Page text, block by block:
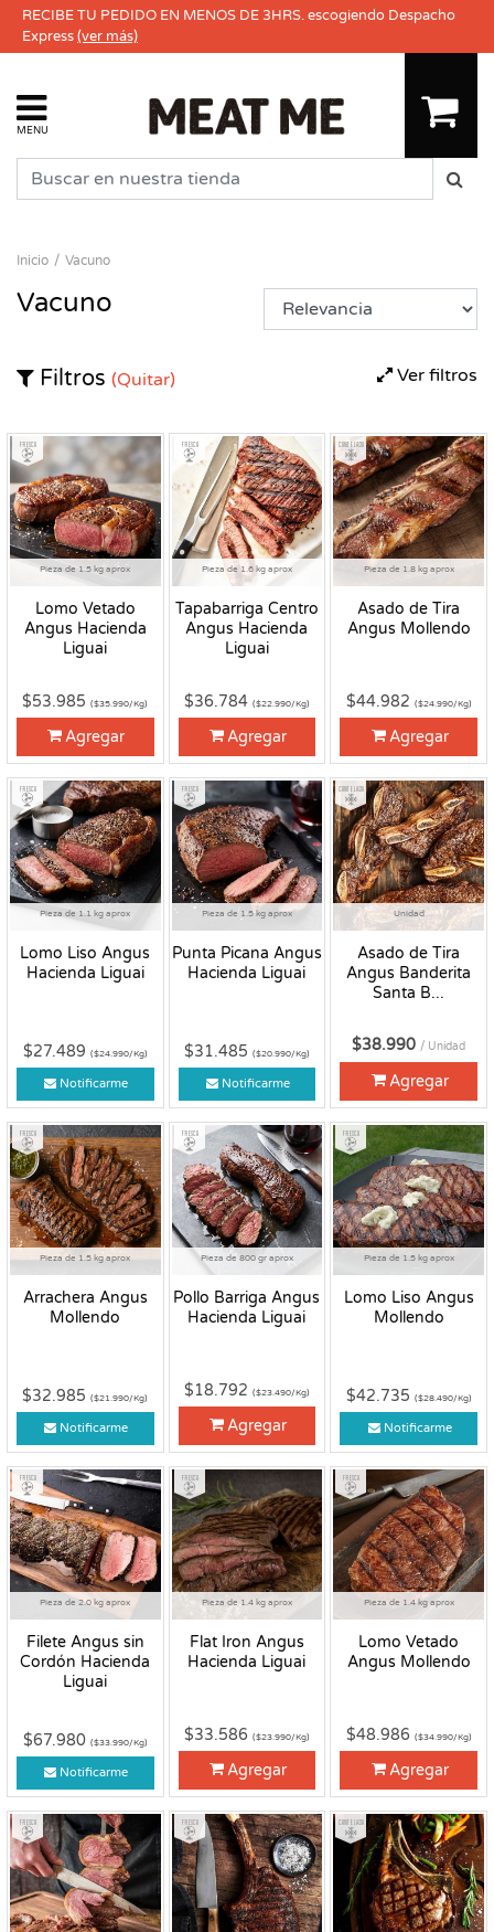
RECIBE TU PEDIDO EN MENOS DE 3HRS. escogiendo Despacho
Express(ver más)
MENU
Inicio Vacuno
Vacuno
Ver filtros
Filtros (Quitar)
Pieza de 1.5 kg aprox
Lomo Vetado
Angus Hacienda
Liguai
Fresco
$53.985($35.990/Kg)
Agregar
Pieza de 1.6 kg aprox
Tapabarriga Centro
Angus Hacienda
Liguai
Fresco
$36.784 ($22.990/Kg)
Agregar
Pieza de 1.8 kg aprox
Asado de Tira
Angus Mollendo
Congelado
$44.982 ($24.990/Kg)
Agregar
Pieza de 1.1 kg aprox
Lomo Liso Angus
Hacienda Liguai
Fresco
$27.489 ($24.990/Kg)
Notificarme
Pieza de 1.5 kg aprox
Punta Picana Angus
Hacienda Liguai
Fresco
$31.485 ($20.990/Kg)
Notificarme
Unidad
Asado de Tira
Angus Banderita
Santa B...
Congelado
$38.990 / Unidad
Agregar
Pieza de 1.5 kg aprox
Arrachera Angus
Mollendo
Fresco
$32.985($21.990/Kg)
Notificarme
Pieza de 800 gr aprox
Pollo Barriga Angus
Hacienda Liguai
Fresco
$18.792 ($23.490/Kg)
Agregar
Pieza de 1.5 kg aprox
Lomo Liso Angus
Mollendo
Fresco
$42.735 ($28.490/Kg)
Notificarme
Pieza de 2.0 kg aprox
Filete Angus sin
Cordón Hacienda
Liguai
Fresco
$67.980 ($33.990/Kg)
Notificarme
Pieza de 1.4 kg aprox
Flat Iron Angus
Hacienda Liguai
Fresco
$33.586 ($23.990/Kg)
Agregar
Pieza de 1.4 kg aprox
Lomo Vetado
Angus Mollendo
Fresco
$48.986 ($34.990/Kg)
Agregar
Fresco Fresco Congelado